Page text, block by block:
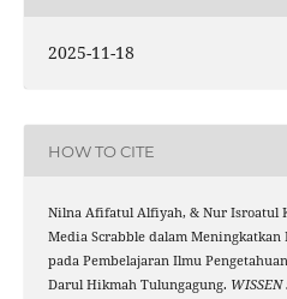
2025-11-18
HOW TO CITE
Nilna Afifatul Alfiyah, & Nur Isroatul
Media Scrabble dalam
pada Pembelajaran Ilmu
Darul Hikmah Tulungagung.